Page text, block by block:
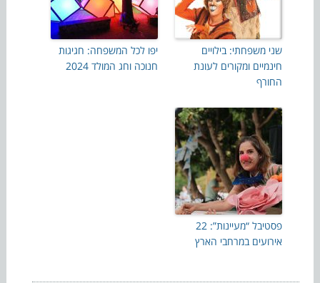
שני משפחתי: בילויים
חינמיים ומקורים לעונת
החורף
יפו לכל המשפחה: חגיגות
חנוכה וחג המולד 2024
פסטיבל “מעיינות”: 22
אירועים במרחבי הארץ